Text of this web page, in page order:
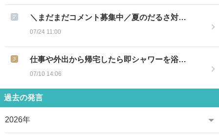
＼まだまだコメント募集中／夏のだるさ対…
07/24 11:00
仕事や外出から帰宅したら即シャワーを浴…
07/10 14:06
過去の発言
2026年